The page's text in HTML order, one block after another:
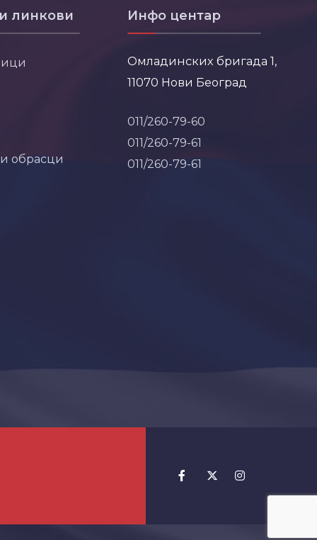
линкови
обрасци
Инфо центар
Омладинских бригада 1,
11070 Нови Београд
011/260-79-60
011/260-79-61
011/260-79-61